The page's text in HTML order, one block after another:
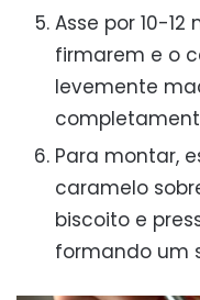
Asse por 10-
firmarem e o
levemente
Para montar,
caramelo
biscoito e
formando um